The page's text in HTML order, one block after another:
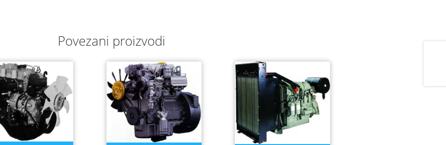
Povezani proizvodi